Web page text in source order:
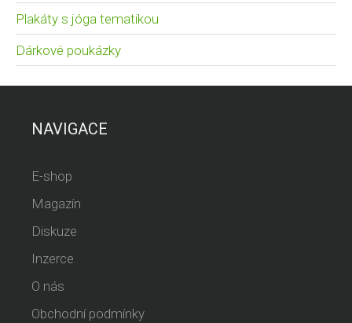
Plakáty s jóga tematikou
Dárkové poukázky
NAVIGACE
E-shop
Magazín
Diskuze
Inzerce
O nás
Obchodní podmínky